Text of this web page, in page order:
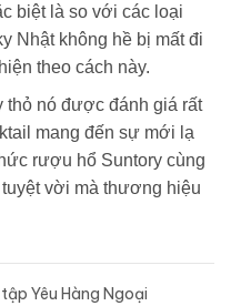
biệt là so với các loại
Nhật không hề bị mất đi
theo cách này.
nó được đánh giá rất
mang đến sự mới lạ
rượu hổ Suntory cùng
vời mà thương hiệu
Yêu Hàng Ngoại